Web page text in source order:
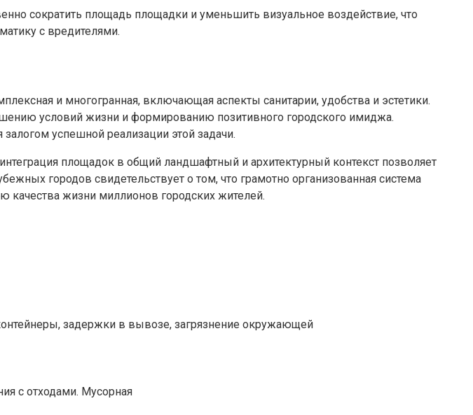
сократить площадь площадки и уменьшить визуальное воздействие, что
с вредителями.
и многогранная, включающая аспекты санитарии, удобства и эстетики.
условий жизни и формированию позитивного городского имиджа.
успешной реализации этой задачи.
площадок в общий ландшафтный и архитектурный контекст позволяет
городов свидетельствует о том, что грамотно организованная система
жизни миллионов городских жителей.
задержки в вывозе, загрязнение окружающей
с отходами. Мусорная